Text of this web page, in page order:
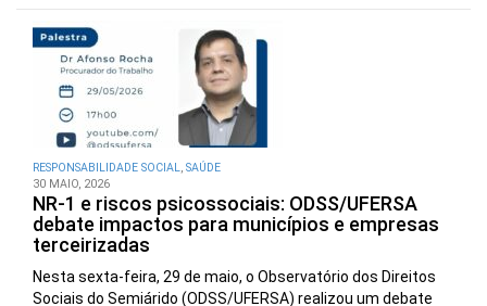
RESPONSABILIDADE SOCIAL, SAÚDE
30 MAIO, 2026
NR-1 e riscos psicossociais: ODSS/UFERSA
debate impactos para municípios e empresas
terceirizadas
Nesta sexta-feira, 29 de maio, o Observatório dos Direitos
Sociais do Semiárido (ODSS/UFERSA) realizou um debate